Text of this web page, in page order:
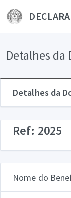
Detalhes da
Detalhes da
Ref: 2025
Nome do